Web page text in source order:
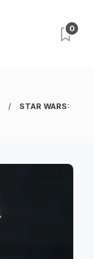
0
STAR WARS: